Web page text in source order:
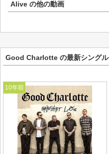
Alive の他の動画
Good Charlotte の最新シングル
10年前